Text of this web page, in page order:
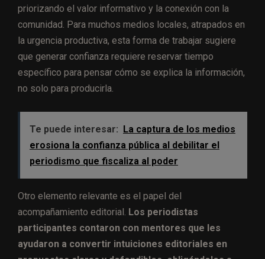
priorizando el valor informativo y la conexión con la
comunidad. Para muchos medios locales, atrapados en
la urgencia productiva, esta forma de trabajar sugiere
que generar confianza requiere reservar tiempo
específico para pensar cómo se explica la información,
no solo para producirla.
Te puede interesar:
La captura de los medios
erosiona la confianza pública al debilitar el
periodismo que fiscaliza al poder
Otro elemento relevante es el papel del
acompañamiento editorial. Los periodistas
participantes contaron con mentores que les
ayudaron a convertir intuiciones editoriales en